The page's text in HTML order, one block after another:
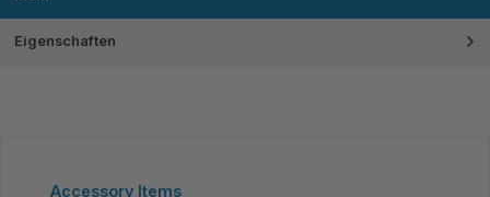
Eigenschaften
Produktgalerie überspringen
Accessory Items